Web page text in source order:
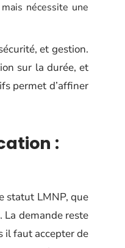
nécessite une
et gestion.
sur la durée, et
permet d’affiner
:
statut LMNP, que
. La demande reste
il faut accepter de